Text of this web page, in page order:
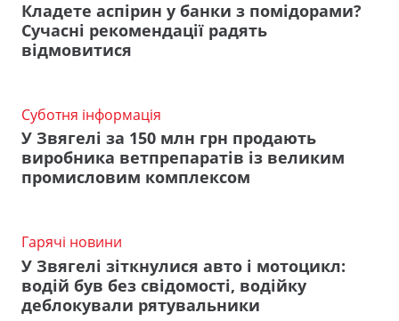
Кладете аспірин у банки з помідорами?
Сучасні рекомендації радять
відмовитися
Суботня інформація
У Звягелі за 150 млн грн продають
виробника ветпрепаратів із великим
промисловим комплексом
Гарячі новини
У Звягелі зіткнулися авто і мотоцикл:
водій був без свідомості, водійку
деблокували рятувальники